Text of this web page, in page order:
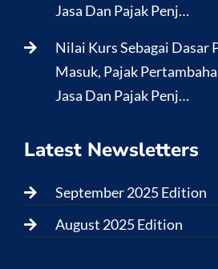
Jasa Dan Pajak Penj…
Nilai Kurs Sebagai Dasar
Masuk, Pajak
Jasa Dan Pajak Penj…
Latest Newsletters
September 2025 Edition
August 2025 Edition